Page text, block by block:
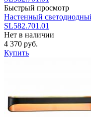
Быстрый просмотр
Настенный
SL582.701.01
Нет в наличии
4 370 руб.
Купить